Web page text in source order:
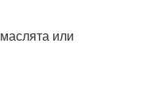
или